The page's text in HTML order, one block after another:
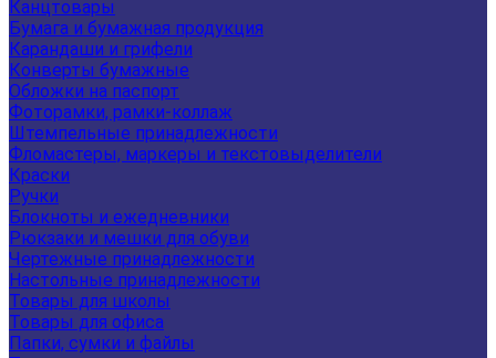
Канцтовары
Бумага и бумажная продукция
Карандаши и грифели
Конверты бумажные
Обложки на паспорт
Фоторамки, рамки-коллаж
Штемпельные принадлежности
Фломастеры, маркеры и текстовыделители
Краски
Ручки
Блокноты и ежедневники
Рюкзаки и мешки для обуви
Чертежные принадлежности
Настольные принадлежности
Товары для школы
Товары для офиса
Папки, сумки и файлы